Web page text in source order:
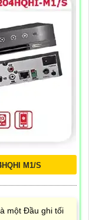
M1/S
một Đầu ghi tối